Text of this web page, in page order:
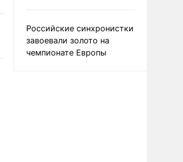
Российские синхронистки
завоевали золото на
чемпионате Европы